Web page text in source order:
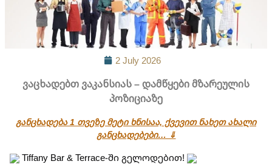
2 July 2026
ვაცხადებთ ვაკანსიას – დამწყები მზარეულის
პოზიციაზე
განცხადება 1 თვეზე მეტი ხნისაა, ქვევით ნახეთ ახალი
განცხადებები… ⇓
Tiffany Bar & Terrace-ში გელოდებით!